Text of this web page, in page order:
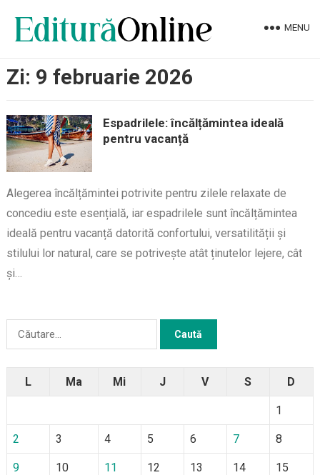
MENU
Zi: 9 februarie 2026
Espadrilele: încălțămintea ideală
pentru vacanță
Alegerea încălțămintei potrivite pentru zilele relaxate de
concediu este esențială, iar espadrilele sunt încălțămintea
ideală pentru vacanță datorită confortului, versatilității și
stilului lor natural, care se potrivește atât ținutelor lejere, cât
și…
Caută
L Ma Mi J V S D
1
2 3 4 5 6 7 8
9 10 11 12 13 14 15